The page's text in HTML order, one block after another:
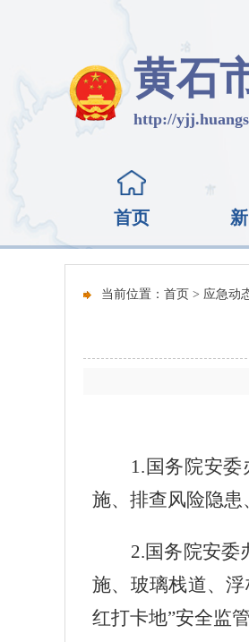
黄石
http://
首页
当前位置： 首页 > 应急动
1. 国务院安
施、排查风险隐患
2.国务院安委
施、玻璃栈道、
红打卡地”安全监管